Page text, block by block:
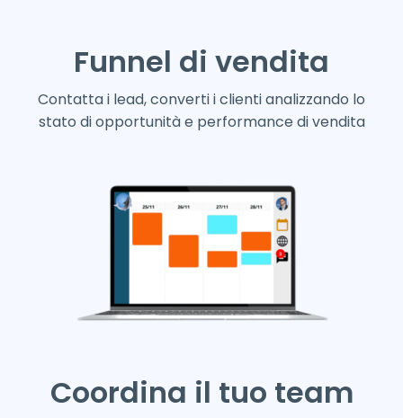
Funnel di vendita
Contatta i lead, converti i clienti analizzando lo
stato di opportunità e performance di vendita
Coordina il tuo team